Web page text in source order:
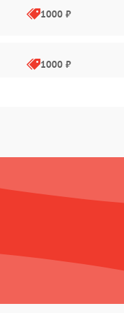
1000 ₽
1000 ₽
1000 ₽